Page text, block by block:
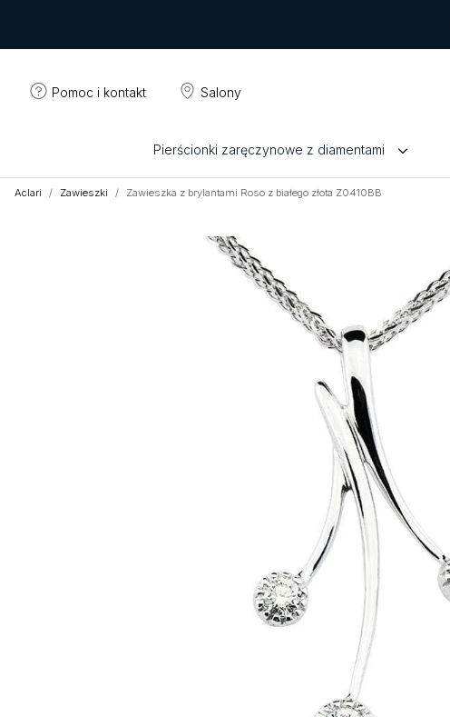
Pomoc i kontakt Salony
Pierścionki zaręczynowe z diamentami
Aclari Zawieszki Zawieszka z brylantami Roso z białego złota Z0410BB